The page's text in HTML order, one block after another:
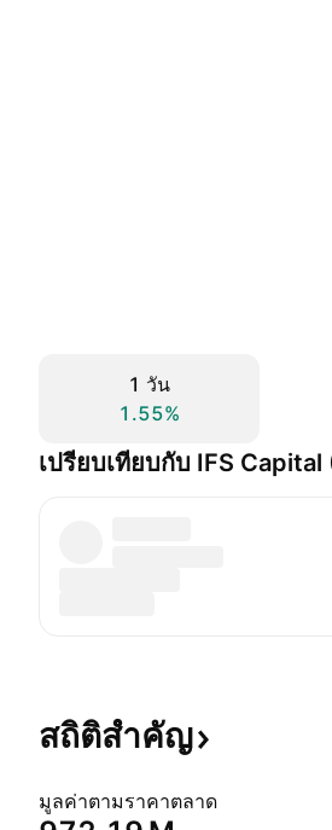
1 วัน
1.55%
เปรียบเทียบกับ IFS
สถิติสำคัญ
มูลค่าตามราคาตลาด